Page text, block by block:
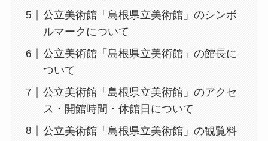
公立美術館「島根県立美術館」のシンボ
ルマークについて
公立美術館「島根県立美術館」の館長に
ついて
公立美術館「島根県立美術館」のアクセ
ス・開館時間・休館日について
公立美術館「島根県立美術館」の観覧料